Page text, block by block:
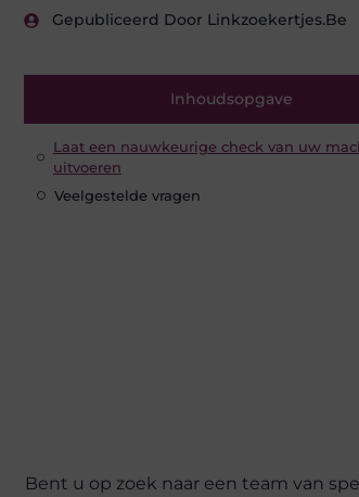
Gepubliceerd Door Linkzoekertjes.be
Inhoudsopgave
Laat een nauwkeurige check van uw
uitvoeren
Veelgestelde vragen
Bent u op zoek naar een team van